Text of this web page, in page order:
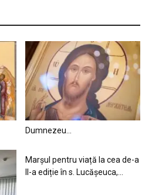
Dumnezeu…
Marșul pentru viață la cea de-a
II-a ediție în s. Lucășeuca,...